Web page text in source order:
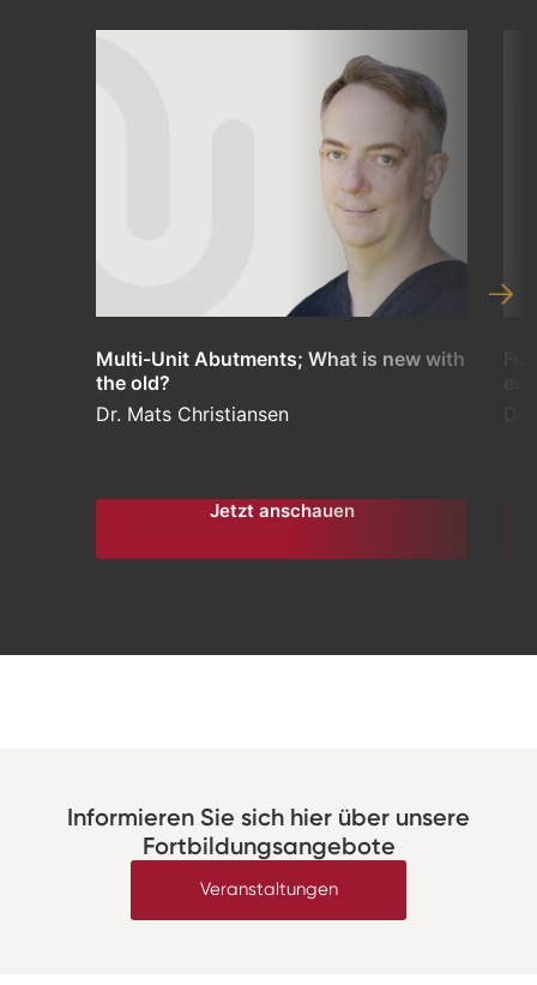
Multi-Unit Abutments; What is new with
the old?
Dr. Mats Christiansen
Jetzt anschauen
Informieren Sie sich hier über unsere
Fortbildungsangebote
Veranstaltungen